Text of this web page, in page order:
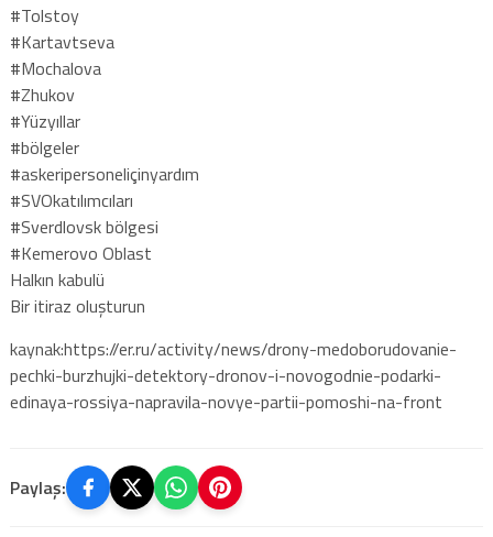
#Tolstoy
#Kartavtseva
#Mochalova
#Zhukov
#Yüzyıllar
#bölgeler
#askeripersoneliçinyardım
#SVOkatılımcıları
#Sverdlovsk bölgesi
#Kemerovo Oblast
Halkın kabulü
Bir itiraz oluşturun
kaynak:https://er.ru/activity/news/drony-medoborudovanie-
pechki-burzhujki-detektory-dronov-i-novogodnie-podarki-
edinaya-rossiya-napravila-novye-partii-pomoshi-na-front
Paylaş: